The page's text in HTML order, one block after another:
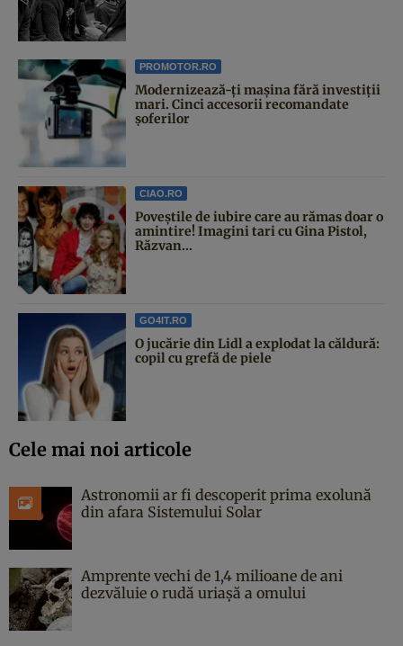
PROMOTOR.RO
Modernizează-ți mașina fără investiții
mari. Cinci accesorii recomandate
șoferilor
CIAO.RO
Poveştile de iubire care au rămas doar o
amintire! Imagini tari cu Gina Pistol,
Răzvan...
GO4IT.RO
O jucărie din Lidl a explodat la căldură:
copil cu grefă de piele
Cele mai noi articole
Astronomii ar fi descoperit prima exolună
din afara Sistemului Solar
Amprente vechi de 1,4 milioane de ani
dezvăluie o rudă uriașă a omului